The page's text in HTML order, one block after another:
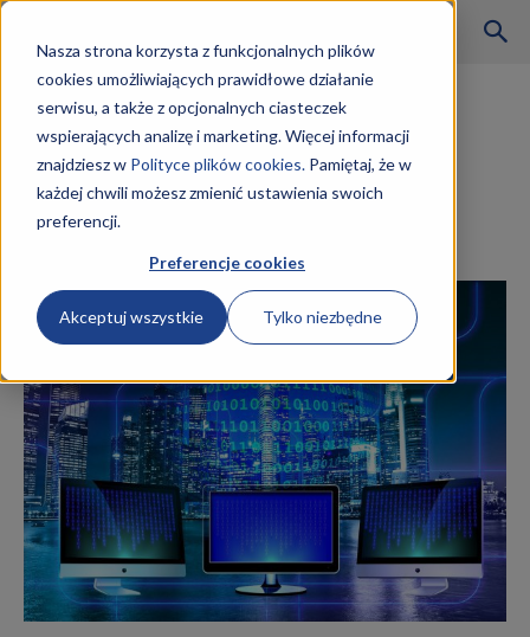
Nasza strona korzysta z funkcjonalnych plików
cookies umożliwiających prawidłowe działanie
serwisu, a także z opcjonalnych ciasteczek
wspierających analizę i marketing. Więcej informacji
znajdziesz w Polityce plików cookies.Pamiętaj, że w
każdej chwili możesz zmienić ustawienia swoich
preferencji.
Preferencje cookies
Akceptuj wszystkie Tylko niezbędne
Szkoły
Aktualności
Strona główna Inne
Technik Teleinformatyk
zarobki